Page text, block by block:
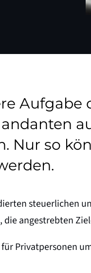
Aufgabe
Nur so
steuerlichen
die angestrebten
Privatpersonen